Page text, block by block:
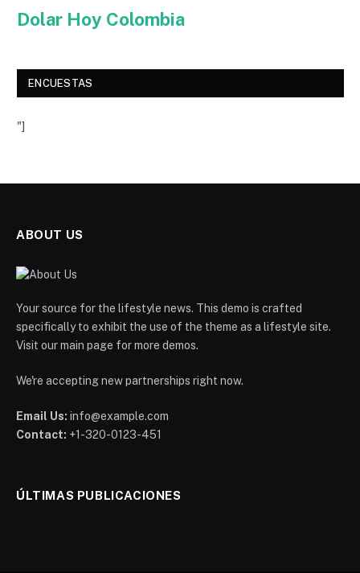
Dolar Hoy Colombia
ENCUESTAS
"]
ABOUT US
Your source for the lifestyle news. This demo is crafted
specifically to exhibit the use of the theme as a lifestyle site.
Visit our main page for more demos.
We're accepting new partnerships right now.
Email Us: info@example.com
Contact: +1-320-0123-451
ÚLTIMAS PUBLICACIONES